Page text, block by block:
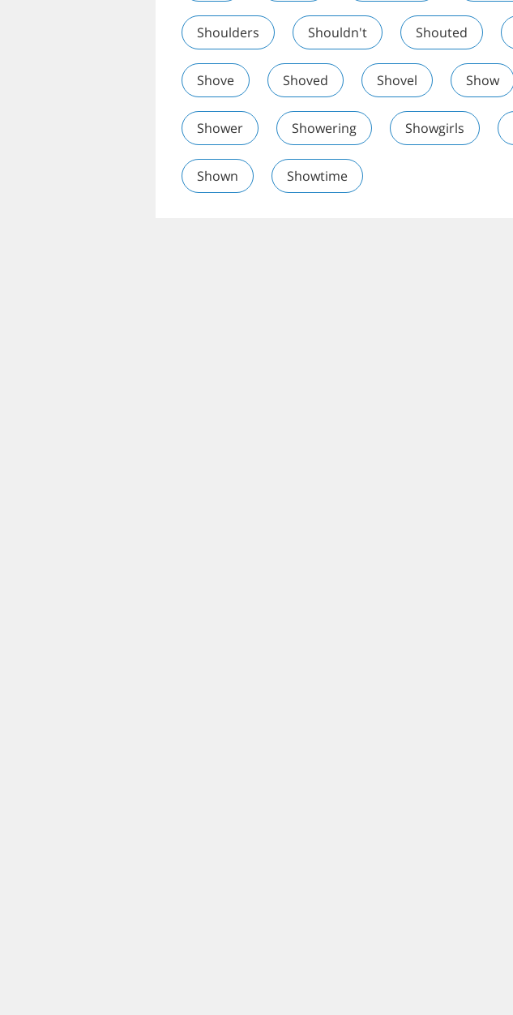
Shoulders Shouldn't Shouted
Shove Shoved Shovel Show
Shower Showering Showgirls
Shown Showtime